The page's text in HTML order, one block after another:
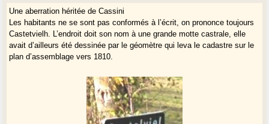
Une aberration héritée de Cassini
Les habitants ne se sont pas conformés à l’écrit, on prononce toujours
Castetvielh. L’endroit doit son nom à une grande motte castrale, elle
avait d’ailleurs été dessinée par le géomètre qui leva le cadastre sur le
plan d’assemblage vers 1810.